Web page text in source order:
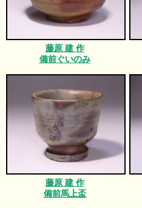
藤原 建 作
備前ぐいのみ
藤原 建 作
備前馬上盃